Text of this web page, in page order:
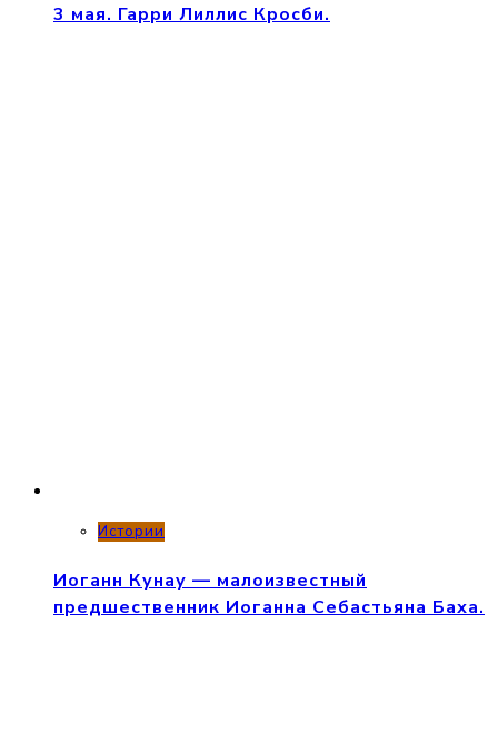
3 мая. Гарри Лиллис Кросби.
Истории
Иоганн Кунау — малоизвестный
предшественник Иоганна Себастьяна Баха.